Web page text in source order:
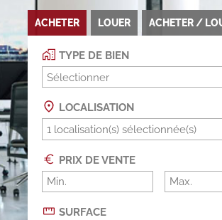
ACHETER LOUER ACHETER /
TYPE DE BIEN
Sélectionner
LOCALISATION
PRIX DE VENTE
SURFACE